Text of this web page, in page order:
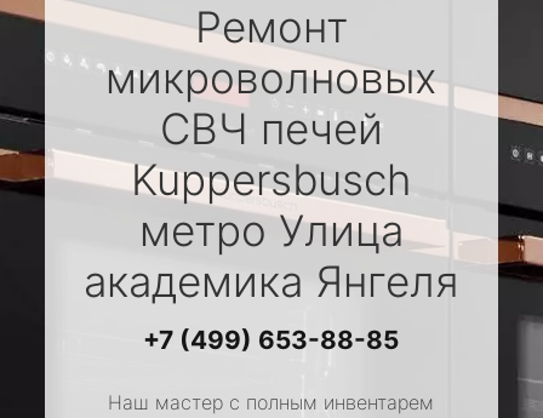
Ремонт
микроволновых
СВЧ печей
Kuppersbusch
метро Улица
академика Янгеля
+7 (499) 653-88-85
Наш мастер с полным инвентарем